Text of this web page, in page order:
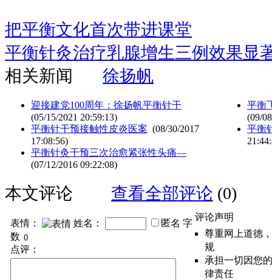
把平衡文化首次带进课堂
平衡针灸治疗乳腺增生三例效果显
相关新闻
徐扬帆
迎接建党100周年：徐扬帆平衡针干
(05/15/2021 20:59:13)
平衡针干预接触性皮炎医案 (08/30/2017
17:08:56)
平衡针灸干预三次治愈紧张性头痛—
(07/12/2016 09:22:08)
平衡
(09/
平衡
本文评论 查看全部评论 (0)
表情： 姓名： 匿名 字
数
点评：
评论声明
尊重网上道德
规
承担一切因您
律责任